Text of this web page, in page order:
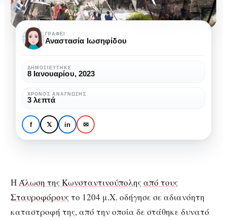
Παράγοντες εκτροπής
της Δ’ Σταυροφορίας
Παράγοντες
εκτροπής
της
Σταυροφορίας
ΓΡΆΦΕΙ
Αναστασία Ιωσηφίδου
ΔΗΜΟΣΙΕΎΤΗΚΕ
8 Ιανουαρίου, 2023
ΧΡΌΝΟΣ ΑΝΆΓΝΩΣΗΣ
3 λεπτά
f 𝕏 in ✉
ΗΆλωση της Κωνσταντινούπολης από τους
Σταυροφόρουςτο 1204 μ.Χ. οδήγησε σε αδιανόητη
καταστροφή της, από την οποία δε στάθηκε δυνατό